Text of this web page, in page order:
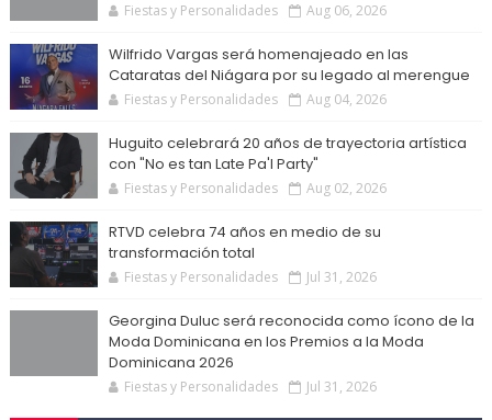
Fiestas y Personalidades Aug 06, 2026
Wilfrido Vargas será homenajeado en las
Cataratas del Niágara por su legado al merengue
Fiestas y Personalidades Aug 04, 2026
Huguito celebrará 20 años de trayectoria artística
con "No es tan Late Pa'l Party"
Fiestas y Personalidades Aug 02, 2026
RTVD celebra 74 años en medio de su
transformación total
Fiestas y Personalidades Jul 31, 2026
Georgina Duluc será reconocida como ícono de la
Moda Dominicana en los Premios a la Moda
Dominicana 2026
Fiestas y Personalidades Jul 31, 2026